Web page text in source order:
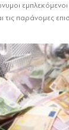
τις παράνομες